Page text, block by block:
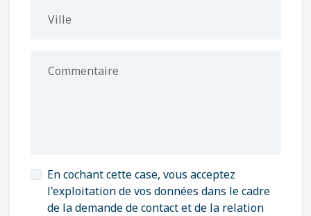
Ville
Commentaire
En cochant cette case, vous acceptez
l'exploitation de vos données dans le cadre
de la demande de contact et de la relation